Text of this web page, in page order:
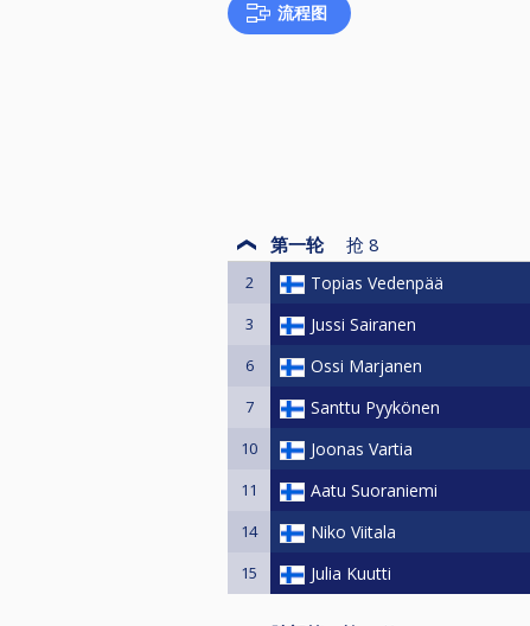
流程图
第一轮 抢 8
2 Topias Vedenpää
3 Jussi Sairanen
6 Ossi Marjanen
7 Santtu Pyykönen
10 Joonas Vartia
11 Aatu Suoraniemi
14 Niko Viitala
15 Julia Kuutti